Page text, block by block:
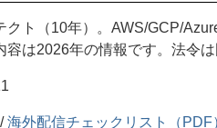
クト（10年）。AWS/GCP/
は2026年の情報です。法令
/海外配信チェックリスト（PDF